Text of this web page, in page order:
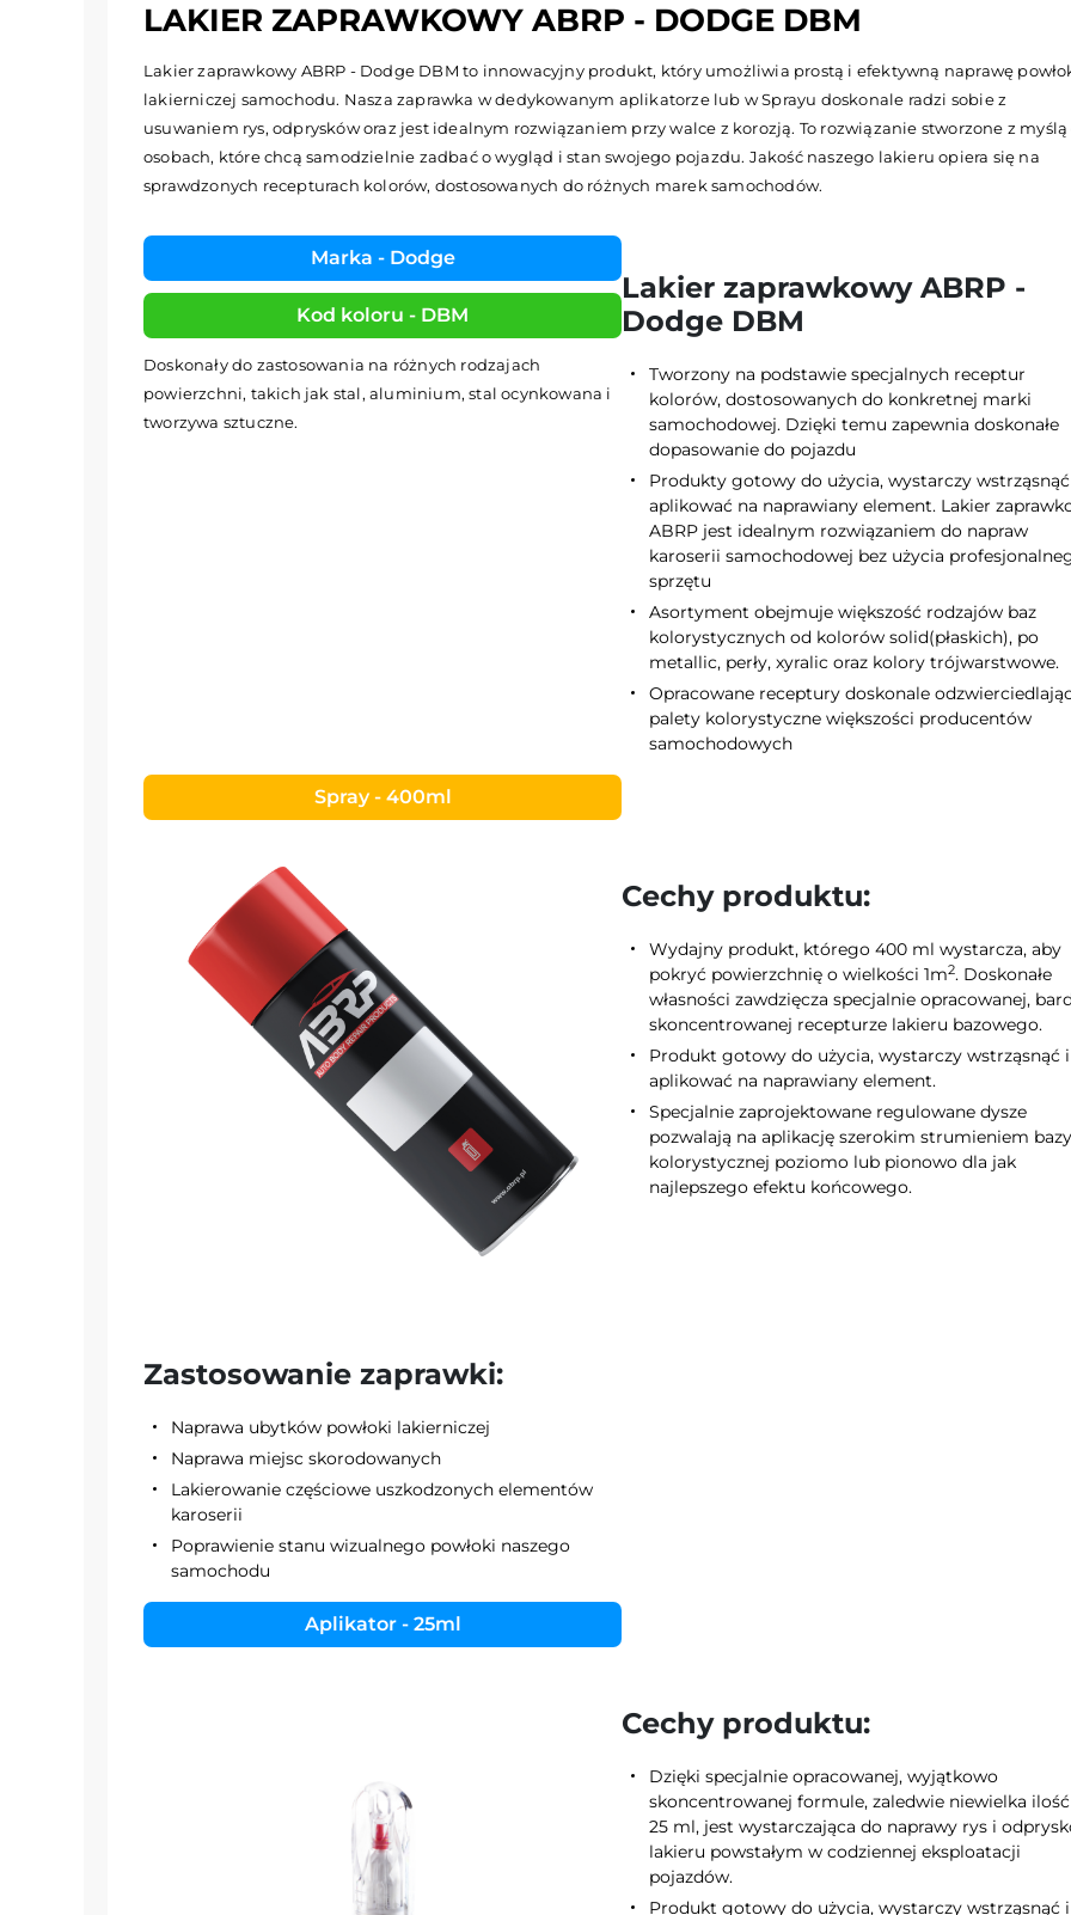
LAKIER ZAPRAWKOWY ABRP - DODGE DBM
Lakier zaprawkowy ABRP - Dodge DBM to innowacyjny produkt, który umożliwia prostą i efektywną naprawę
lakierniczej samochodu. Nasza zaprawka w dedykowanym aplikatorze lub w Sprayu doskonale radzi sobie z
usuwaniem rys, odprysków oraz jest idealnym rozwiązaniem przy walce z korozją. To rozwiązanie stworzone z myślą
osobach, które chcą samodzielnie zadbać o wygląd i stan swojego pojazdu. Jakość naszego lakieru opiera się na
sprawdzonych recepturach kolorów, dostosowanych do różnych marek samochodów.
Marka - Dodge
Kod koloru - DBM
Doskonały do zastosowania na różnych rodzajach
powierzchni, takich jak stal, aluminium, stal ocynkowana i
tworzywa sztuczne.
Lakier zaprawkowy ABRP -
Dodge DBM
Tworzony na podstawie specjalnych receptur
kolorów, dostosowanych do konkretnej marki
samochodowej. Dzięki temu zapewnia doskonałe
dopasowanie do pojazdu
Produkty gotowy do użycia, wystarczy
aplikować na naprawiany element. Lakier
ABRP jest idealnym rozwiązaniem do napraw
karoserii samochodowej bez użycia
sprzętu
Asortyment obejmuje większość rodzajów baz
kolorystycznych od kolorów solid(płaskich), po
metallic, perły, xyralic oraz kolory trójwarstwowe.
Opracowane receptury doskonale
palety kolorystyczne większości producentów
samochodowych
Spray - 400ml
Cechy produktu:
Wydajny produkt, którego 400 ml wystarcza, aby
pokryć powierzchnię o wielkości 1m2. Doskonałe
własności zawdzięcza specjalnie opracowanej,
skoncentrowanej recepturze lakieru bazowego.
Produkt gotowy do użycia, wystarczy wstrząsnąć i
aplikować na naprawiany element.
Specjalnie zaprojektowane regulowane dysze
pozwalają na aplikację szerokim strumieniem bazy
kolorystycznej poziomo lub pionowo dla jak
najlepszego efektu końcowego.
Zastosowanie zaprawki:
Naprawa ubytków powłoki lakierniczej
Naprawa miejsc skorodowanych
Lakierowanie częściowe uszkodzonych elementów
karoserii
Poprawienie stanu wizualnego powłoki naszego
samochodu
Aplikator - 25ml
Cechy produktu:
Dzięki specjalnie opracowanej, wyjątkowo
skoncentrowanej formule, zaledwie niewielka ilość
25 ml, jest wystarczająca do naprawy rys i
lakieru powstałym w codziennej eksploatacji
pojazdów.
Produkt gotowy do użycia, wystarczy wstrząsnąć i